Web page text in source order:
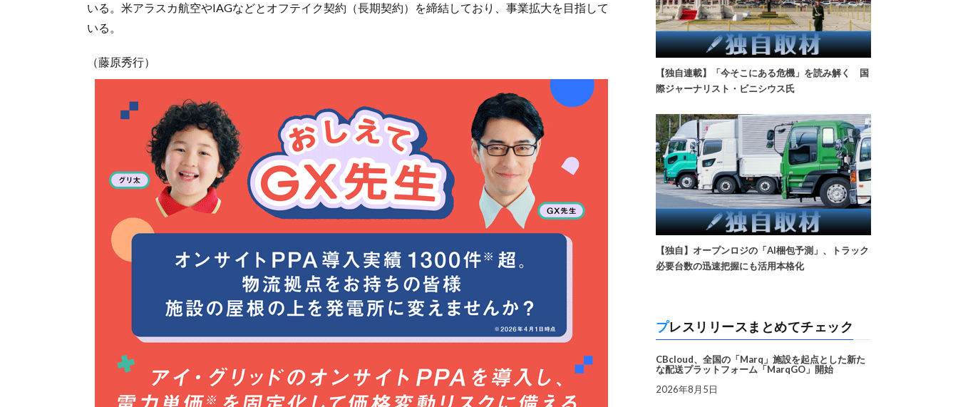
いる。米アラスカ航空やIAGなどとオフテイク契約（長期契約）を締結しており、事業拡大を目指して
いる。
（藤原秀行）
【独自連載】「今そこにある危機」を読み解く 国
際ジャーナリスト・ビニシウス氏
【独自】オープンロジの「AI梱包予測」、トラック
必要台数の迅速把握にも活用本格化
プレスリリースまとめてチェック
CBcloud、全国の「Marq」施設を起点とした新た
な配送プラットフォーム「MarqGO」開始
2026年8月5日